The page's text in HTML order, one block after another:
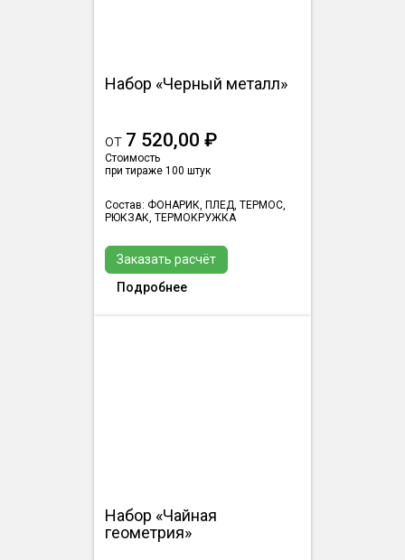
Набор «Черный металл»
от 7 520,00 ₽
Стоимость
при тираже 100 штук
Состав: ФОНАРИК, ПЛЕД, ТЕРМОС,
РЮКЗАК, ТЕРМОКРУЖКА
Заказать расчёт
Подробнее
Набор «Чайная
геометрия»